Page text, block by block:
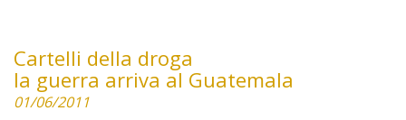
Cartelli della droga
la guerra arriva al Guatemala
01/06/2011